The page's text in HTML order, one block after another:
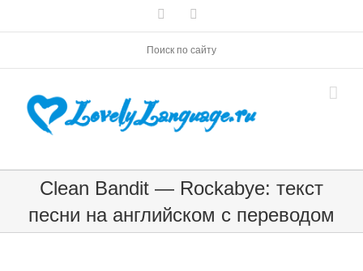
Поиск по сайту
Clean Bandit — Rockabye: текст
песни на английском с переводом